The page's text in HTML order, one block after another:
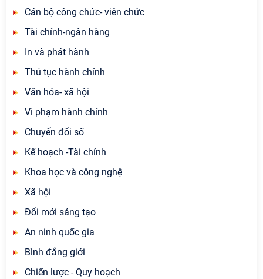
Cán bộ công chức- viên chức
Tài chính-ngân hàng
In và phát hành
Thủ tục hành chính
Văn hóa- xã hội
Vi phạm hành chính
Chuyển đổi số
Kế hoạch -Tài chính
Khoa học và công nghệ
Xã hội
Đổi mới sáng tạo
An ninh quốc gia
Bình đẳng giới
Chiến lược - Quy hoạch